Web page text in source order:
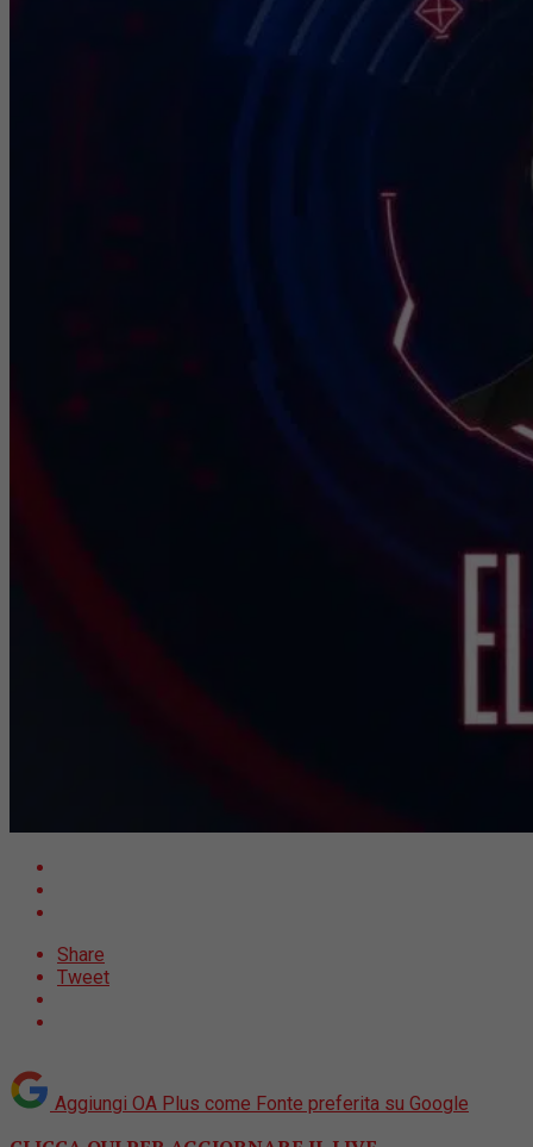
Share
Tweet
Aggiungi OA Plus come Fonte preferita su Google